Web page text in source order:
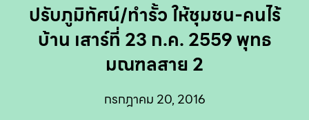
ปรับภูมิทัศน์/ทำรั้ว ให้ชุมชน-คนไร้
บ้าน เสาร์ที่ 23 ก.ค. 2559 พุทธ
มณฑลสาย 2
กรกฎาคม 20, 2016